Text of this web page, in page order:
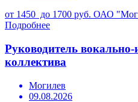
от 1450 до 1700 руб. ОАО
Подробнее
Руководитель
коллектива
Могилев
09.08.2026